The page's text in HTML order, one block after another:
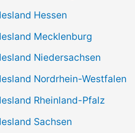
Hessen
Mecklenburg
Niedersachsen
Nordrhein-Westfalen
Rheinland-Pfalz
Sachsen